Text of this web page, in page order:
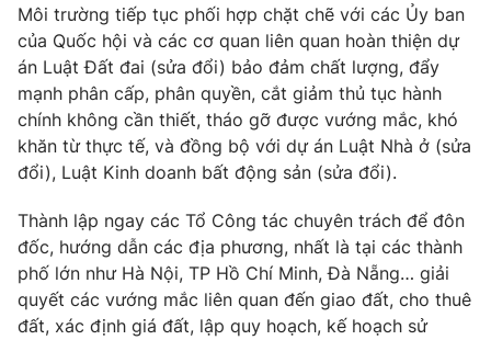
® Cấm sao chép dưới mọi hình thức nếu không có sự chấp
thuận bằng văn bản. Ghi rõ nguồn VTV.vn khi phát hành lại
thông tin từ website này.
Môi trường tiếp tục phối hợp chặt chẽ với các Ủy ban
của Quốc hội và các cơ quan liên quan hoàn thiện dự
án Luật Đất đai (sửa đổi) bảo đảm chất lượng, đẩy
mạnh phân cấp, phân quyền, cắt giảm thủ tục hành
chính không cần thiết, tháo gỡ được vướng mắc, khó
khăn từ thực tế, và đồng bộ với dự án Luật Nhà ở (sửa
đổi), Luật Kinh doanh bất động sản (sửa đổi).
Thành lập ngay các Tổ Công tác chuyên trách để đôn
đốc, hướng dẫn các địa phương, nhất là tại các thành
phố lớn như Hà Nội, TP Hồ Chí Minh, Đà Nẵng… giải
quyết các vướng mắc liên quan đến giao đất, cho thuê
đất, xác định giá đất, lập quy hoạch, kế hoạch sử